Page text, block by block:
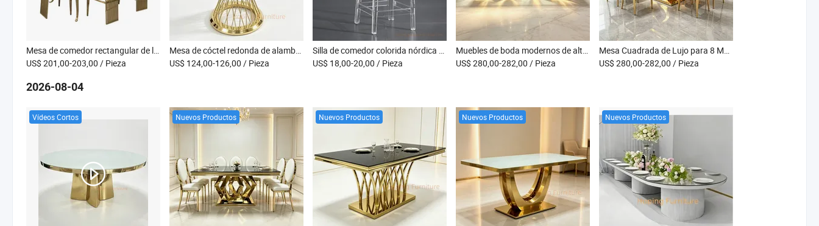
Mesa de comedor rectangular de lujo con patas de acero inoxidable en forma de serpiente creativa para banquetes de bodas, hoteles, restaurantes y comedor en casa
US$ 201,00-203,00 / Pieza
Mesa de cóctel redonda de alambre dorado para eventos de boda y fiestas
US$ 124,00-126,00 / Pieza
Silla de comedor colorida nórdica de plástico acrílico moderna, transparente, con respaldo alto, taburete de bar, silla fantasma
US$ 18,00-20,00 / Pieza
Muebles de boda modernos de alta calidad, mesa de comedor en forma de carta de amor de acero inoxidable dorado, mesa de evento de boda con tapa de vidrio templado claro
US$ 280,00-282,00 / Pieza
Mesa Cuadrada de Lujo para 8 Mesa de Comedor Rectangular con Vidrio Templado Base de Acero Inoxidable Espejo Esculpido Único en Oro para Mesa de Banquete en Villa o Hotel
US$ 280,00-282,00 / Pieza
2026-08-04
Vídeos Cortos Nuevos Productos Nuevos Productos Nuevos Productos Nuevos Productos